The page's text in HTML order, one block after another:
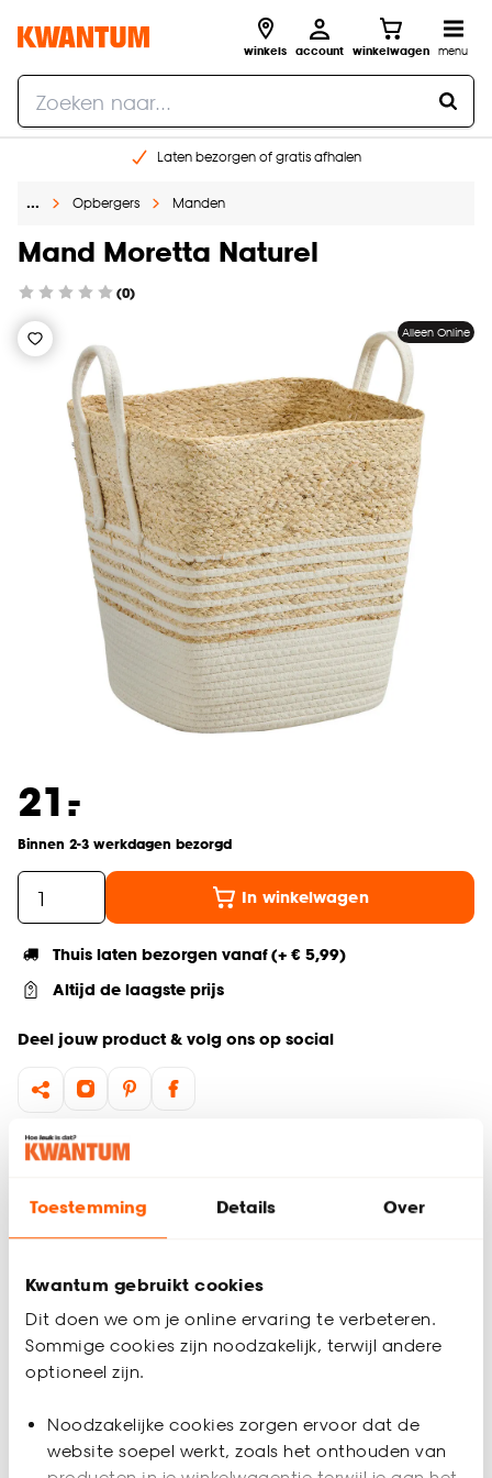
Toestemming Details Over
Kwantum gebruikt cookies
Dit doen we om je online ervaring te verbeteren.
Sommige cookies zijn noodzakelijk, terwijl andere
optioneel zijn.
Noodzakelijke cookies zorgen ervoor dat de
website soepel werkt, zoals het onthouden van
winkels account winkelwagen menu
Laten bezorgen of gratis afhalen
Gratis raam advies en opmeten aan huis
… Opbergers Manden
Mand Moretta Naturel
(0)
Alleen Online
21.
-
Binnen 2-3 werkdagen bezorgd
In winkelwagen
Thuis laten bezorgen vanaf (+ € 5,99)
Altijd de laagste prijs
Deel jouw product & volg ons op social
Productomschrijving
toevoeging aan je interieur. Deze mand in naturel met wit
Moretta mand duurzaamheid en stijl. Voorzien van twee
toe met deze veelzijdige opbergmand.
Met twee handvatten
Stijlvol en functioneel
Productspecificaties
Artikelnummer 4313062